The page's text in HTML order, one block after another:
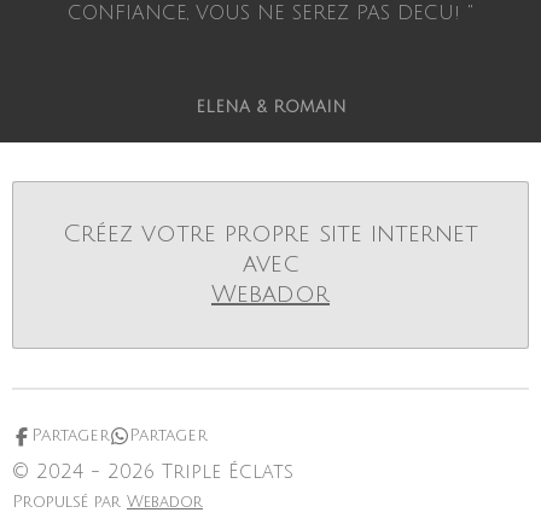
CONFIANCE, VOUS NE SEREZ PAS DECU! "
ELENA & ROMAIN
Créez votre propre site internet
avec
Webador
Partager Partager
© 2024 - 2026 Triple Éclats
Propulsé par Webador